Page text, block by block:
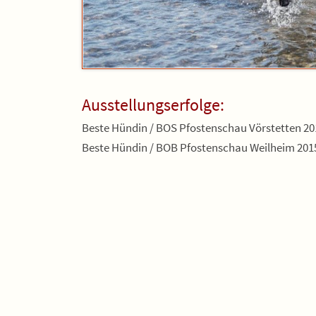
Ausstellungserfolge:
Beste Hündin / BOS Pfostenschau Vörstetten
Beste Hündin / BOB Pfostenschau Weilheim